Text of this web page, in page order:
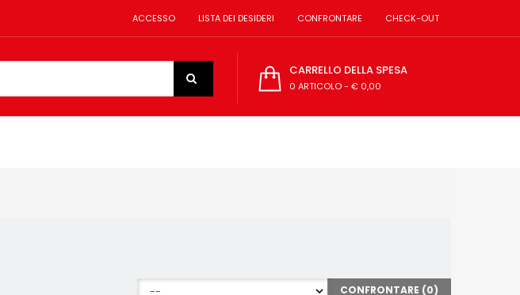
ACCESSO LISTA DEI DESIDERI CONFRONTARE CHECK-OUT
CARRELLO DELLA SPESA
0 ARTICOLO- € 0,00
CONFRONTARE (0)